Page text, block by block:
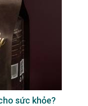
sức khỏe?